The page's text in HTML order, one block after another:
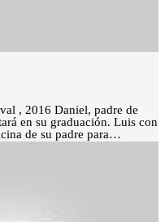
en su graduación. Luis con
de su padre para
Pues al concluir la